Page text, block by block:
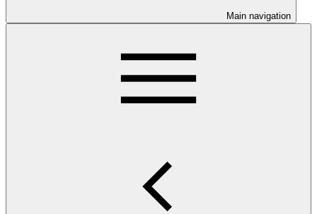
Main navigation